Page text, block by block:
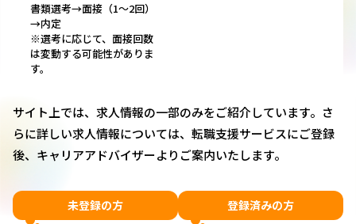
書類選考→面接（1～2回）
→内定
※選考に応じて、面接回数
は変動する可能性がありま
す。
サイト上では、求人情報の一部のみをご紹介しています。さ
らに詳しい求人情報については、転職支援サービスにご登録
後、キャリアアドバイザーよりご案内いたします。
未登録の方 登録済みの方